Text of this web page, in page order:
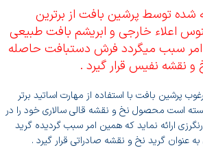
شده توسط پرشین بافت از برترین
اعلاء خارجی و ابریشم بافت طبیعی
امر سبب میگردد فرش دستبافت حاصله
نقشه نفیس قرار گیرد .
پرشین بافت با استفاده از مهارت اساتید برتر
است محصول نخ و نقشه قالی سالاری خود را در
ارائه نماید که همین امر سبب گردیده گرید
عنوان گرید نخ و نقشه صادراتی قرار گیرد .